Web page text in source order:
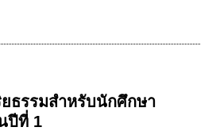
ธรรมสำหรับนักศึกษา
ปีที่ 1